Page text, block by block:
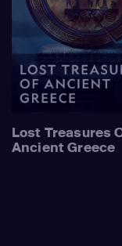
Lost Treasures
Ancient Greece